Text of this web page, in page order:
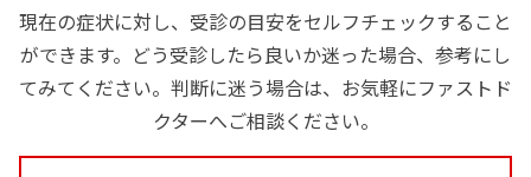
現在の症状に対し、受診の目安をセルフチェックすること
ができます。どう受診したら良いか迷った場合、参考にし
てみてください。判断に迷う場合は、お気軽にファストド
クターへご相談ください。